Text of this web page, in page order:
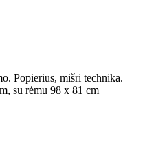
Popierius, mišri technika.
su rėmu 98 x 81 cm